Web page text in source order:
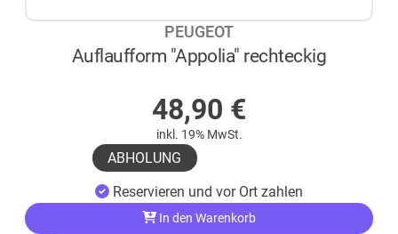
PEUGEOT
Auflaufform "Appolia" rechteckig
48,90 €
inkl. 19% MwSt.
ABHOLUNG
Reservieren und vor Ort zahlen
In den Warenkorb